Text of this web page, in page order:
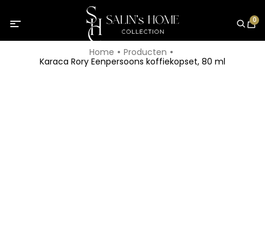
0
Home
Producten
Karaca Rory Eenpersoons koffiekopset, 80 ml